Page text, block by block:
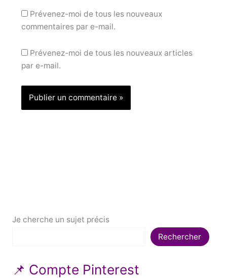
Prévenez-moi de tous les nouveaux
commentaires par e-mail.
Prévenez-moi de tous les nouveaux articles
par e-mail.
Je cherche un sujet précis
Rechercher
📌 Compte Pinterest